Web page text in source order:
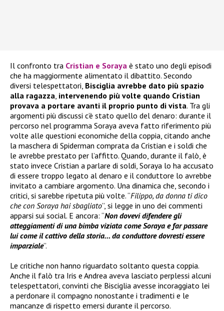
Il confronto tra Cristian e Soraya è stato uno degli episodi
che ha maggiormente alimentato il dibattito. Secondo
diversi telespettatori, Bisciglia avrebbe dato più spazio
alla ragazza intervenendo più volte quando Cristian
provava a portare avanti il proprio punto di vista. Tra gli
argomenti più discussi c’è stato quello del denaro: durante il
percorso nel programma Soraya aveva fatto riferimento più
volte alle questioni economiche della coppia, citando anche
la maschera di Spiderman comprata da Cristian e i soldi che
le avrebbe prestato per l’affitto. Quando, durante il falò, è
stato invece Cristian a parlare di soldi, Soraya lo ha accusato
di essere troppo legato al denaro e il conduttore lo avrebbe
invitato a cambiare argomento. Una dinamica che, secondo i
critici, si sarebbe ripetuta più volte. “Filippo, da donna ti dico
che con Soraya hai sbagliato”, si legge in uno dei commenti
apparsi sui social. E ancora: “Non dovevi difendere gli
atteggiamenti di una bimba viziata come Soraya e far passare
lui come il cattivo della storia… da conduttore dovresti essere
imparziale”.
Le critiche non hanno riguardato soltanto questa coppia.
Anche il falò tra Iris e Andrea aveva lasciato perplessi alcuni
telespettatori, convinti che Bisciglia avesse incoraggiato lei
a perdonare il compagno nonostante i tradimenti e le
mancanze di rispetto emersi durante il percorso.